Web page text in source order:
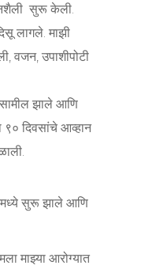
सुरू केली.
लागले. माझी
वजन, उपाशीपोटी
सामील झाले आणि
९० दिवसांचे आव्हान
सुरू झाले आणि
माझ्या आरोग्यात